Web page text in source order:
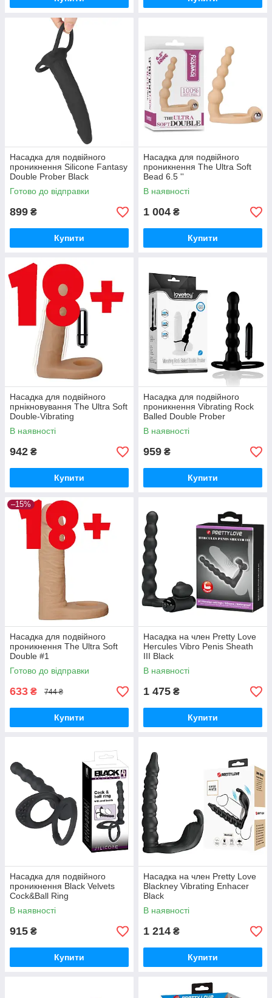
Насадка для подвійного
проникнення Silicone Fantasy
Double Prober Black
Готово до відправки
899 ₴
Купити
Насадка для подвійного
проникнення The Ultra Soft
Bead 6.5 ''
В наявності
1 004 ₴
Купити
Насадка для подвійного
прнікновування The Ultra Soft
Double-Vibrating
В наявності
942 ₴
Купити
Насадка для подвійного
проникнення Vibrating Rock
Balled Double Prober
В наявності
959 ₴
Купити
–15%
Насадка для подвійного
проникнення The Ultra Soft
Double #1
Готово до відправки
633 ₴ 744 ₴
Купити
Насадка на член Pretty Love
Hercules Vibro Penis Sheath
III Black
В наявності
1 475 ₴
Купити
Насадка для подвійного
проникнення Black Velvets
Cock&Ball Ring
В наявності
915 ₴
Купити
Насадка на член Pretty Love
Blackney Vibrating Enhacer
Black
В наявності
1 214 ₴
Купити